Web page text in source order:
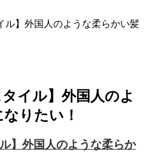
ル】外国人のような柔らかい髪
タイル】外国人のよ
りたい！
】外国人のような柔らか